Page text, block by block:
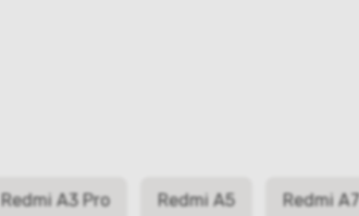
Redmi A3 Pro Redmi A5 Redmi